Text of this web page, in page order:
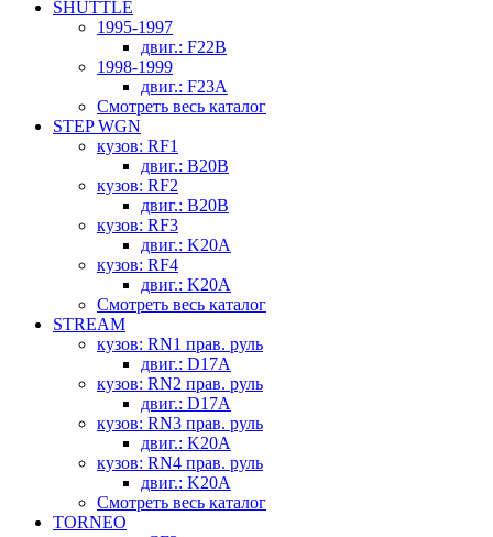
SHUTTLE
1995-1997
двиг.: F22B
1998-1999
двиг.: F23A
Смотреть весь каталог
STEP WGN
кузов: RF1
двиг.: B20B
кузов: RF2
двиг.: B20B
кузов: RF3
двиг.: K20A
кузов: RF4
двиг.: K20A
Смотреть весь каталог
STREAM
кузов: RN1 прав. руль
двиг.: D17A
кузов: RN2 прав. руль
двиг.: D17A
кузов: RN3 прав. руль
двиг.: K20A
кузов: RN4 прав. руль
двиг.: K20A
Смотреть весь каталог
TORNEO